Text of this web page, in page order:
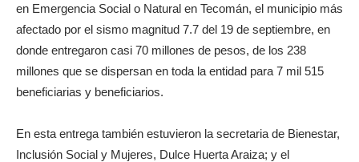
en Emergencia Social o Natural en Tecomán, el municipio más
afectado por el sismo magnitud 7.7 del 19 de septiembre, en
donde entregaron casi 70 millones de pesos, de los 238
millones que se dispersan en toda la entidad para 7 mil 515
beneficiarias y beneficiarios.
En esta entrega también estuvieron la secretaria de Bienestar,
Inclusión Social y Mujeres, Dulce Huerta Araiza; y el